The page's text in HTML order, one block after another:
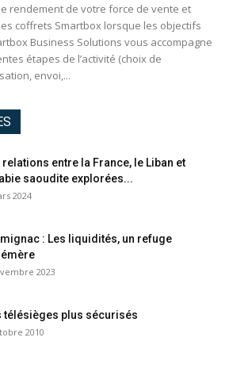
rendement de votre force de vente et
coffrets Smartbox lorsque les objectifs
Business Solutions vous accompagne
étapes de l’activité (choix de
envoi,...
relations entre la France, le Liban et
saoudite explorées...
2024
: Les liquidités, un refuge
2023
télésièges plus sécurisés
2010